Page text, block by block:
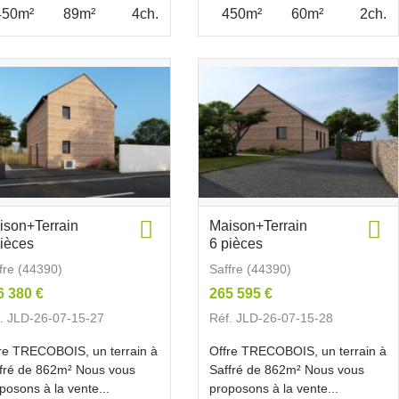
89m² 4ch. 450m² 60m² 2ch.
(44390)
380 €
JLD-26-07-15-27
TRECOBOIS, un terrain à
de 862m² Nous vous
à la vente...
Maison+Terrain
6 pièces
Saffre (44390)
265 595 €
Réf. JLD-26-07-15-28
Offre TRECOBOIS, un terrain à
Saffré de 862m² Nous vous
proposons à la vente...